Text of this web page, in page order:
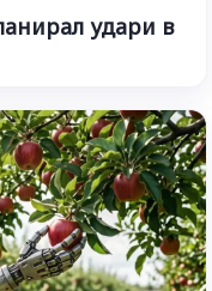
удари в